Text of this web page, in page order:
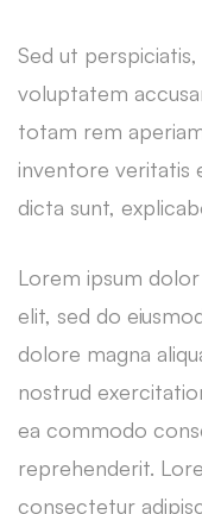
Sed ut
voluptatem
totam rem
inventore veritatis
dicta sunt,
Lorem ipsum
elit, sed do
dolore magna
nostrud
ea commodo
reprehenderit.
consectetur